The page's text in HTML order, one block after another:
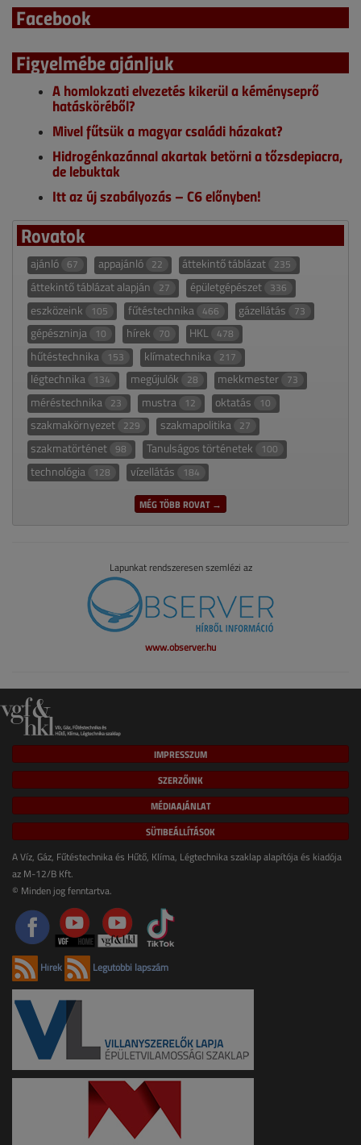
Facebook
Figyelmébe ajánljuk
A homlokzati elvezetés kikerül a kéményseprő
hatásköréből?
Mivel fűtsük a magyar családi házakat?
Hidrogénkazánnal akartak betörni a tőzsdepiacra,
de lebuktak
Itt az új szabályozás – C6 előnyben!
Rovatok
ajánló 67 appajánló 22 áttekintő táblázat 235
áttekintő táblázat alapján 27 épületgépészet 336
eszközeink 105 fűtéstechnika 466 gázellátás 73
gépészninja 10 hírek 70 HKL 478
hűtéstechnika 153 klímatechnika 217
légtechnika 134 megújulók 28 mekkmester 73
méréstechnika 23 mustra 12 oktatás 10
szakmakörnyezet 229 szakmapolitika 27
szakmatörténet 98 Tanulságos történetek 100
technológia 128 vízellátás 184
MÉG TÖBB ROVAT →
Lapunkat rendszeresen szemlézi az
www.observer.hu
IMPRESSZUM
SZERZŐINK
MÉDIAAJÁNLAT
SÜTIBEÁLLÍTÁSOK
A Víz, Gáz, Fűtéstechnika és Hűtő, Klíma, Légtechnika szaklap alapítója és kiadója
az M-12/B Kft.
© Minden jog fenntartva.
Hírek Legutóbbi lapszám